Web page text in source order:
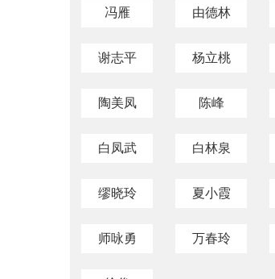
冯雁 由德林
谢志平 杨立桃
陶美凤 陈峰
白凤武 白林泉
缪晓玲 夏小霞
师咏勇 万春玲